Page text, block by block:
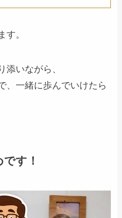
す。
添いながら、
、一緒に歩んでいけたら
す！